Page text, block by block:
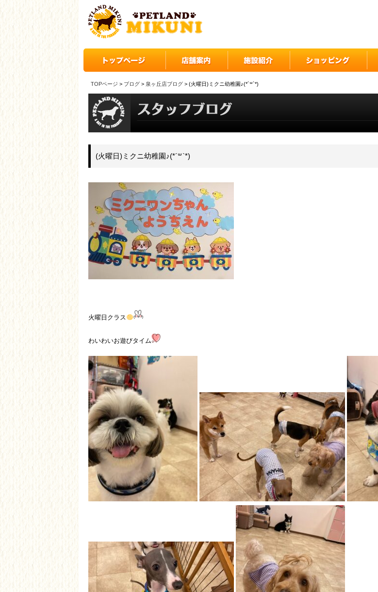
TOPページ > ブログ > 泉ヶ丘店ブログ > (火曜日)ミクニ幼稚園♪(*´꒳`*)
(火曜日)ミクニ幼稚園♪(*´꒳`*)
火曜日クラス
わいわいお遊びタイム